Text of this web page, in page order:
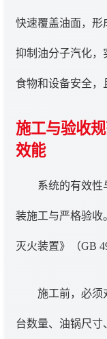
快速覆盖油面，形
抑制油分子汽化，
食物和设备安全，
施工与验收
效能
系统的有效性
装施工与严格验收
灭火装置》（GB
施工前，必须
台数量、油锅尺